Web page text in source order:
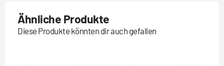
Ähnliche Produkte
Diese Produkte könnten dir auch gefallen